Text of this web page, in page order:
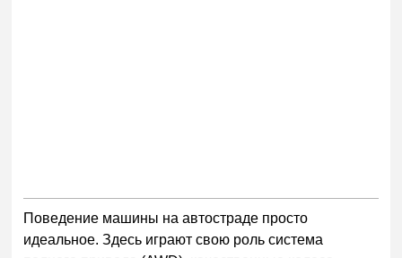
Поведение машины на автостраде просто
идеальное. Здесь играют свою роль система